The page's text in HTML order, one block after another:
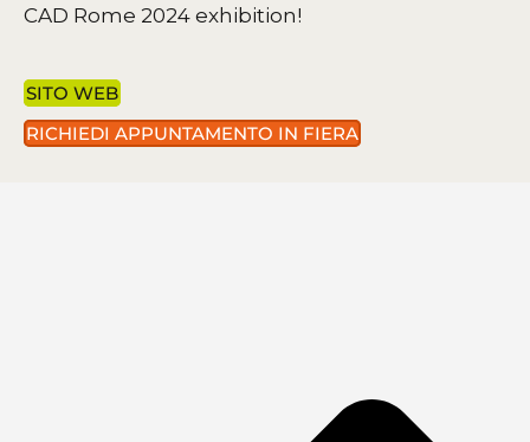
CAD Rome 2024 exhibition!
SITO WEB
RICHIEDI APPUNTAMENTO IN FIERA